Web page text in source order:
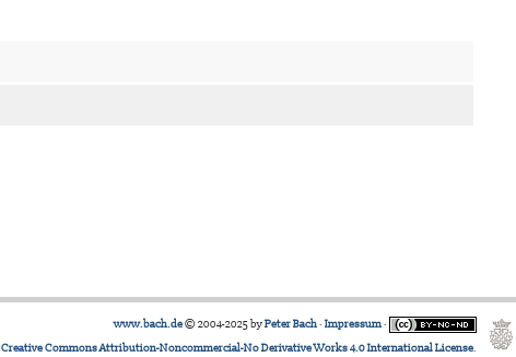
www.bach.de© 2004-2025 byPeter Bach· Impressum·
Creative Commons Attribution-Noncommercial-No Derivative Works 4.0 International License.